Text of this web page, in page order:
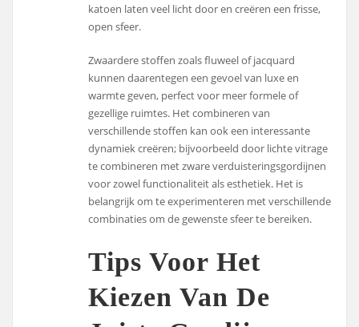
katoen laten veel licht door en creëren een frisse,
open sfeer.
Zwaardere stoffen zoals fluweel of jacquard
kunnen daarentegen een gevoel van luxe en
warmte geven, perfect voor meer formele of
gezellige ruimtes. Het combineren van
verschillende stoffen kan ook een interessante
dynamiek creëren; bijvoorbeeld door lichte vitrage
te combineren met zware verduisteringsgordijnen
voor zowel functionaliteit als esthetiek. Het is
belangrijk om te experimenteren met verschillende
combinaties om de gewenste sfeer te bereiken.
Tips Voor Het
Kiezen Van De